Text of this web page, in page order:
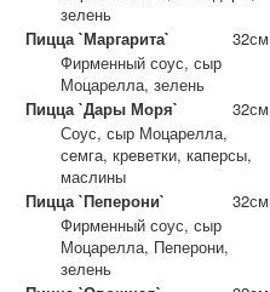
зелень
Пицца `Маргарита`
32см
Фирменный соус, сыр
Моцарелла, зелень
Пицца `Дары Моря`
32см
Соус, сыр Моцарелла,
семга, креветки, каперсы,
маслины
Пицца `Пеперони`
32см
Фирменный соус, сыр
Моцарелла, Пеперони,
зелень